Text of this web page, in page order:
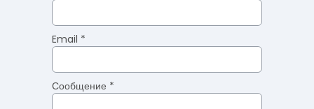
Email *
Сообщение *